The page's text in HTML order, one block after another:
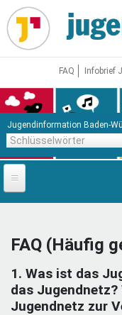
Direkt
zum
Inhalt
FAQ Infobrief
Jugendinformation Baden-
Startseite
Jugendnetz
Freizeit & Reisen
Vor Ort
FAQ (Häufig
1. Was ist das
das
Jugendnetz zur